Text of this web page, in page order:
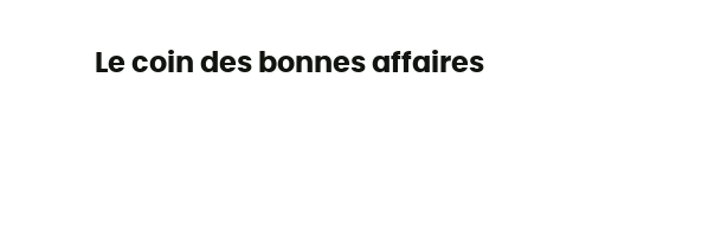
Le coin des bonnes affaires